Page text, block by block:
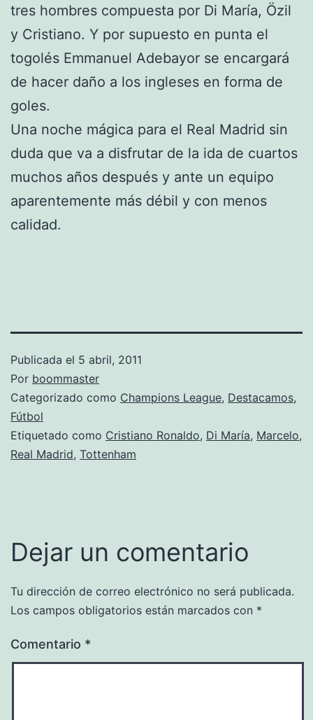
tres hombres compuesta por Di María, Özil
y Cristiano. Y por supuesto en punta el
togolés Emmanuel Adebayor se encargará
de hacer daño a los ingleses en forma de
goles.
Una noche mágica para el Real Madrid sin
duda que va a disfrutar de la ida de cuartos
muchos años después y ante un equipo
aparentemente más débil y con menos
calidad.
Publicada el 5 abril, 2011
Por boommaster
Categorizado como Champions League, Destacamos,
Fútbol
Etiquetado como Cristiano Ronaldo, Di María, Marcelo,
Real Madrid, Tottenham
Dejar un comentario
Tu dirección de correo electrónico no será publicada.
Los campos obligatorios están marcados con *
Comentario *